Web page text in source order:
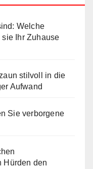
Welche
Ihr Zuhause
stilvoll in die
Aufwand
Sie verborgene
Hürden den